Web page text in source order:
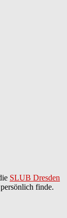
SLUB Dresden
finde.